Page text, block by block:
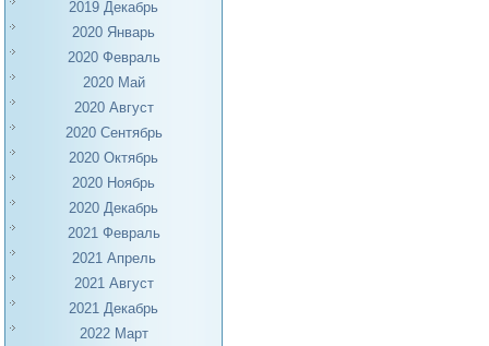
2019 Декабрь
2020 Январь
2020 Февраль
2020 Май
2020 Август
2020 Сентябрь
2020 Октябрь
2020 Ноябрь
2020 Декабрь
2021 Февраль
2021 Апрель
2021 Август
2021 Декабрь
2022 Март